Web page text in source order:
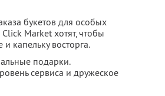
букетов для особых
Market хотят, чтобы
капельку восторга.
подарки.
сервиса и дружеское